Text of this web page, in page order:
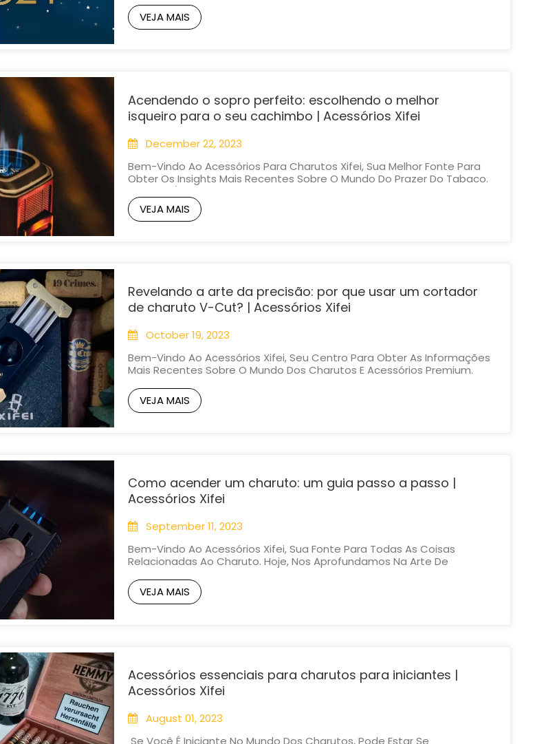
Longo De 2023 E, Enquanto Ansiamos Pelas Aventuras Que 2024 Nos
Trará, É Hora De Fazermos Uma Pequena Pausa...
VEJA MAIS
Acendendo o sopro perfeito: escolhendo o melhor
isqueiro para o seu cachimbo | Acessórios Xifei
December 22, 2023
Bem-Vindo Ao Acessórios Para Charutos Xifei, Sua Melhor Fonte Para
Obter Os Insights Mais Recentes Sobre O Mundo Do Prazer Do Tabaco.
Se Você É Um Entusiasta Do Cachimbo, Sabe Que A Escolha Do
Isqueiro Desempenha Um Papel Crucial No Ritual De Fumar. Hoje Nos
Aprofundamos Na Questão: Que Tipo De Isqu...
VEJA MAIS
Revelando a arte da precisão: por que usar um cortador
de charuto V-Cut? | Acessórios Xifei
October 19, 2023
Bem-Vindo Ao Acessórios Xifei, Seu Centro Para Obter As Informações
Mais Recentes Sobre O Mundo Dos Charutos E Acessórios Premium.
Charuto Com Corte Em V. Por Que Os Entusiastas Confiam Neles E O
Que Os Diferencia? Vamos Desvendar Os Mistér...
VEJA MAIS
Como acender um charuto: um guia passo a passo |
Acessórios Xifei
September 11, 2023
Bem-Vindo Ao Acessórios Xifei, Sua Fonte Para Todas As Coisas
Relacionadas Ao Charuto. Hoje, Nos Aprofundamos Na Arte De
Um Entusiasta Novato, Saber Acender Um Charuto Corretamente É
Essencial Para Uma Experiência Agradável De Fumar. Jun...
VEJA MAIS
Acessórios essenciais para charutos para iniciantes |
Acessórios Xifei
August 01, 2023
Se Você É Iniciante No Mundo Dos Charutos, Pode Estar Se